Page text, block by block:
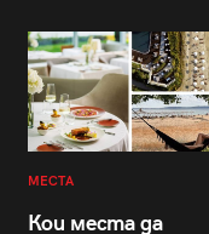
МЕСТА
Кои места да